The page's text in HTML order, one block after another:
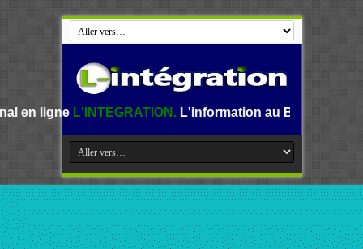
L'information au Benin, en Afrique et dans le